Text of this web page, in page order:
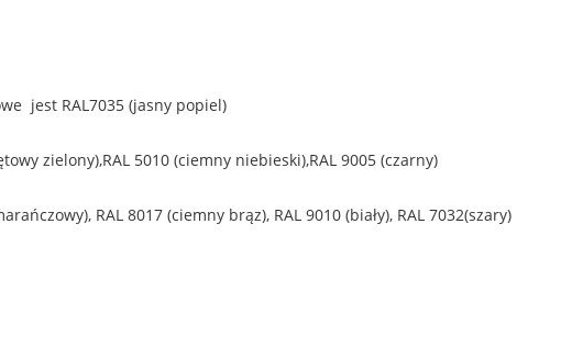
jest RAL7035 (jasny popiel)
zielony),RAL 5010 (ciemny niebieski),RAL 9005 (czarny)
RAL 8017 (ciemny brąz), RAL 9010 (biały), RAL 7032(szary)